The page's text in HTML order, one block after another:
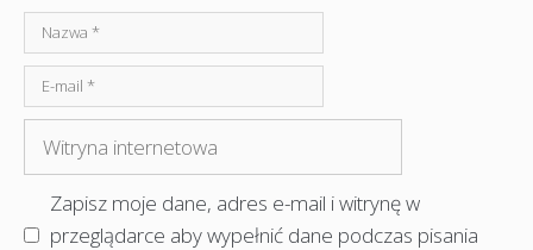
Nazwa
mail
internetowa
Zapisz moje dane, adres e-mail i witrynę w
przeglądarce aby wypełnić dane podczas pisania